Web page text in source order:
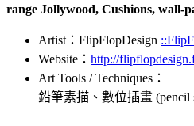
range Jollywood, Cushions, wall-
Artist：FlipFlopDesign
Website： http://
Art Tools / Techniques：
鉛筆素描、數位插畫 (pencil